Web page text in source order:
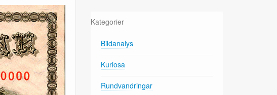
Kategorier
Bildanalys
Kuriosa
Rundvandringar